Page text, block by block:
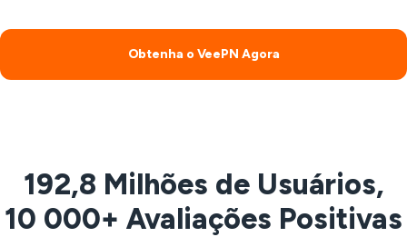
Obtenha o VeePN Agora
192,8 Milhões de Usuários,
10 000+ Avaliações Positivas